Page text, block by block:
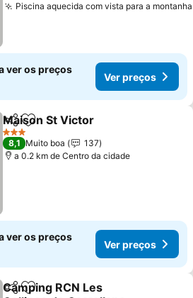
Piscina aquecida com vista para a montanha
ver os preços
Ver preços
PartilharAdicionar aos favoritos
Maison St Victor
3 Estrelas
8,1 Muito boa
137
a 0.2 km de Centro da cidade
ver os preços
Ver preços
PartilharAdicionar aos favoritos
Camping RCN Les